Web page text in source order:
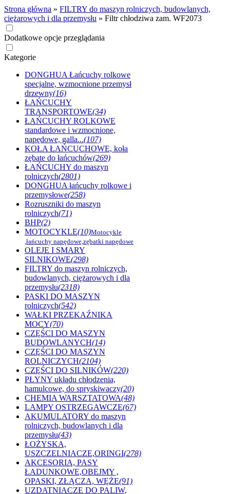
Strona główna » FILTRY do maszyn rolniczych, budowlanych,
ciężarowych i dla przemysłu » Filtr chłodziwa zam. WF2073
Dodatkowe opcje przeglądania
Kategorie
DONGHUA Łańcuchy rolkowe
specjalne, wzmocnione przemysł
drzewny(16)
ŁAŃCUCHY
TRANSPORTOWE(34)
ŁAŃCUCHY ROLKOWE
standardowe i wzmocnione,
napędowe, galla...(107)
KOŁA ŁAŃCUCHOWE, koła
zębate do łańcuchów(269)
ŁAŃCUCHY do maszyn
rolniczych(2801)
DONGHUA łańcuchy rolkowe i
przemysłowe(258)
Rozruszniki do maszyn
rolniczych(71)
BHP(2)
MOTOCYKLE(10)Motocykle
,łańcuchy napędowe,zębatki napędowe
OLEJE I SMARY
SILNIKOWE(298)
FILTRY do maszyn rolniczych,
budowlanych, ciężarowych i dla
przemysłu(2318)
PASKI DO MASZYN
rolniczych(542)
WAŁKI PRZEKAŹNIKA
MOCY(70)
CZĘŚCI DO MASZYN
BUDOWLANYCH(14)
CZĘŚCI DO MASZYN
ROLNICZYCH(2104)
CZĘŚCI DO SILNIKÓW(220)
PŁYNY układu chłodzenia,
hamulcowe, do spryskiwaczy(20)
CHEMIA WARSZTATOWA(48)
LAMPY OSTRZEGAWCZE(67)
AKUMULATORY do maszyn
rolniczych, budowlanych i dla
przemysłu(43)
ŁOŻYSKA,
USZCZELNIACZE,ORINGI(278)
AKCESORIA, PASY
ŁADUNKOWE,OBEJMY ,
OPASKI, ZŁĄCZA, WĘŻE(91)
UZDATNIACZE DO PALIW,